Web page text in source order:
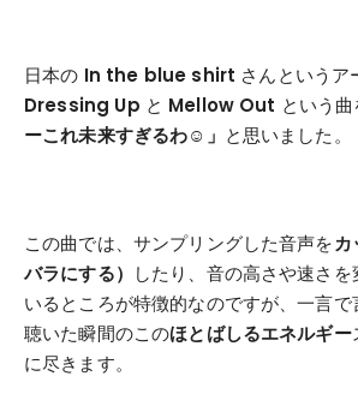
日本の In the blue shirt さんというア
Dressing Up と Mellow Out という
ーこれ未来すぎるわ☺」 と思いました。
この曲では、サンプリングした音声をカ
バラにする） したり、音の高さや速さを
いるところが特徴的なのですが、一言で
聴いた瞬間のこのほとばしるエネルギー
に尽きます。